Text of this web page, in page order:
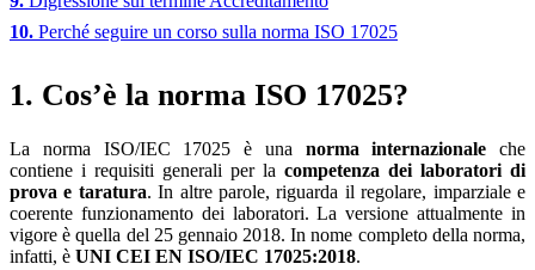
10. Perché seguire un corso sulla norma ISO 17025
1. Cos’è la norma ISO 17025?
La norma ISO/IEC 17025 è una norma internazionale che
contiene i requisiti generali per la competenza dei laboratori di
prova e taratura. In altre parole, riguarda il regolare, imparziale e
coerente funzionamento dei laboratori. La versione attualmente in
vigore è quella del 25 gennaio 2018. In nome completo della norma,
infatti, è UNI CEI EN ISO/IEC 17025:2018.